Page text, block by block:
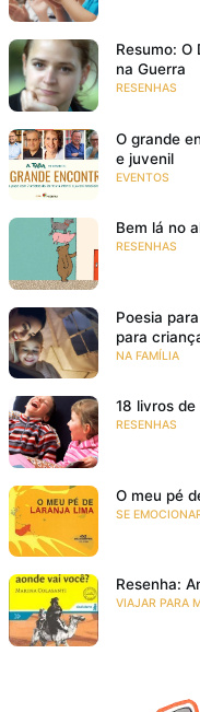
Resumo: O
na Guerra
RESENHAS
O grande
e juvenil
EVENTOS
Bem lá no
RESENHAS
Poesia
para
NA FAMÍLIA
18 livros
RESENHAS
O meu pé
SE
Resenha:
VIAJAR PARA